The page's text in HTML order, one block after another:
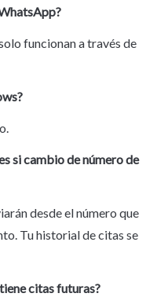
funcionan a través de
si cambio de número de
desde el número que
Tu historial de citas se
citas futuras?